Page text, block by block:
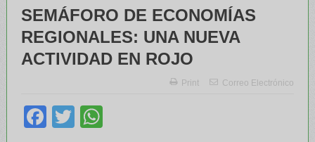
SEMÁFORO DE ECONOMÍAS
REGIONALES: UNA NUEVA
ACTIVIDAD EN ROJO
Print Correo Electrónico
Facebook
Twitter